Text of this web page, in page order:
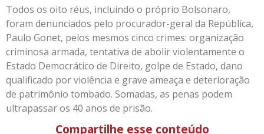
Todos os oito réus, incluindo o próprio Bolsonaro,
foram denunciados pelo procurador-geral da República,
Paulo Gonet, pelos mesmos cinco crimes: organização
criminosa armada, tentativa de abolir violentamente o
Estado Democrático de Direito, golpe de Estado, dano
qualificado por violência e grave ameaça e deterioração
de patrimônio tombado. Somadas, as penas podem
ultrapassar os 40 anos de prisão.
Compartilhe esse conteúdo